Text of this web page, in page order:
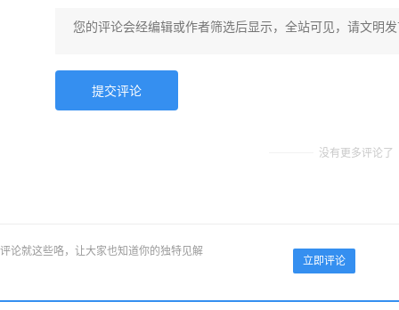
没有更多评论了
评论就这些咯，让大家也知道你的独特见解
立即评论